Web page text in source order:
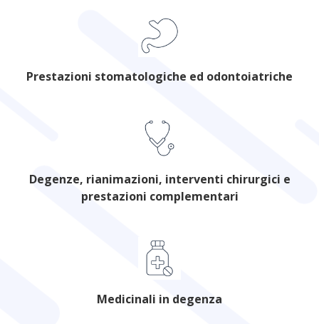
Prestazioni stomatologiche ed odontoiatriche
Degenze, rianimazioni, interventi chirurgici e
prestazioni complementari
Medicinali in degenza